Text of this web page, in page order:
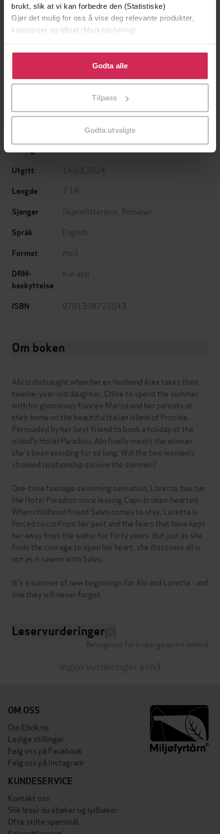
brukt, slik at vi kan forbedre den (Statistiske)
Gjør det mulig for oss å vise deg relevante produkter,
kampanjer og tilbud (Markedsføring)
Klikk på «Godta alle» for å gi oss ditt samtykke til å
bruke cookies for alle disse formålene. Du kan også
tilpasse ditt samtykke til spesifikke formål ved å klikke
Godta alle
Tilpass
Godta utvalgte
199,-
Jo Nesbø
Jørn Lier Horst
Forfattere Victoria Springfield(forfatter),Victoria
(innleser)
Forlag
Utgitt 14.03.2024
Lengde 7:19
Sjanger Skjønnlitteratur Romaner
Språk English
Format mp3
DRM-
beskyttelse
Kun app
ISBN 9781398721043
Om boken
Abi is distraught when her ex-husband Alex takes their
twelve-year-old daughter, Chloe to spend the summer
with his glamorous fiancée Marisa and her parents at
their home on the beautiful Italian island of Procida.
Persuaded by her best friend to book a holiday at the
island's Hotel Paradiso, Abi finally meets the woman
she's been avoiding for so long. Will the two women's
strained relationship survive the summer?
One-time teenage swimming sensation, Loretta, has run
the Hotel Paradiso since leaving Capri broken-hearted.
When childhood friend Salvo comes to stay, Loretta is
forced to confront her past and the fears that have kept
her away from the water for forty years. But just as she
finds the courage to open her heart, she discovers all is
not as it seems with Salvo...
It's a summer of new beginnings for Abi and Loretta - and
Leservurderinger(0)
Betingelser for brukergenerert innhold
Ingen vurderinger ennå
OM OSS
Om Ebok.no
Ledige stillinger
Følg oss på Facebook
Følg oss på Instagram
KUNDESERVICE
Kontakt oss
Slik leser du ebøker og lydbøker
Ofte stilte spørsmål